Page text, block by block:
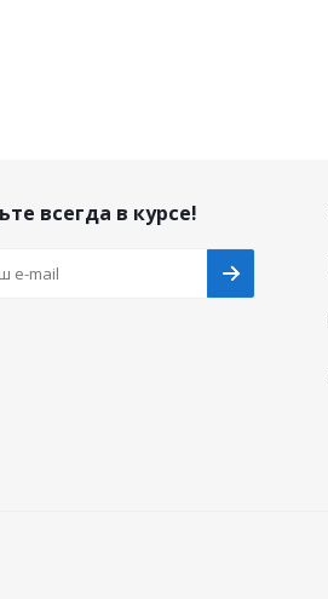
всегда в курсе!